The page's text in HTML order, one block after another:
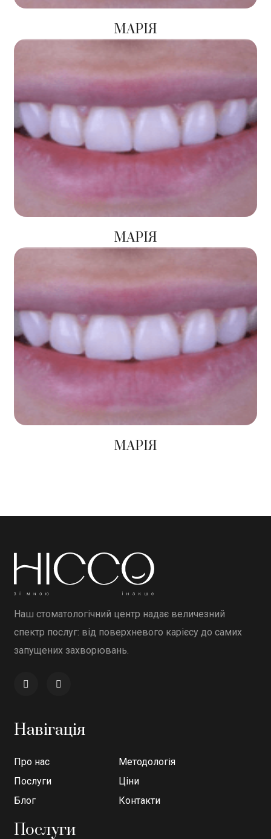
МАРІЯ
МАРІЯ
МАРІЯ
Наш стоматологічний центр надає величезний
спектр послуг: від поверхневого карієсу до самих
запущених захворювань.
Навігація
Про нас
Методологія
Послуги
Ціни
Блог
Контакти
Послуги